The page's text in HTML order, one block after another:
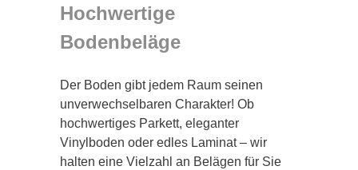
Hochwertige
Bodenbeläge
Der Boden gibt jedem Raum seinen
unverwechselbaren Charakter! Ob
hochwertiges Parkett, eleganter
Vinylboden oder edles Laminat – wir
halten eine Vielzahl an Belägen für Sie